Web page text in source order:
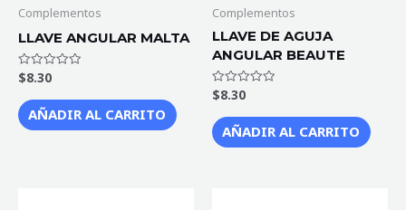
Complementos
LLAVE ANGULAR MALTA
Valorado
con
de
5
$8.30
AÑADIR AL CARRITO
Complementos
LLAVE DE AGUJA
ANGULAR BEAUTE
Valorado
con
de
5
$8.30
AÑADIR AL CARRITO